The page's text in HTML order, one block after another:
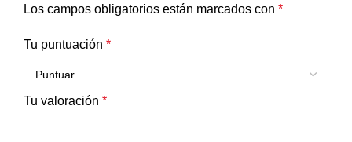
Los campos obligatorios están marcados con *
Tu puntuación *
Tu valoración *